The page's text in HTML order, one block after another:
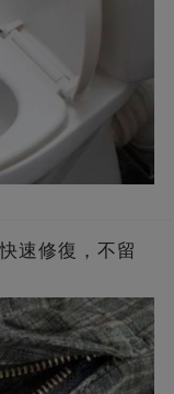
速修復，不留